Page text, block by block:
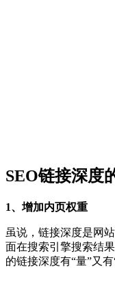
SEO链接深度
1、增加内页权重
虽说，链接深度是网
面在搜索引擎搜索结
的链接深度有“量”又有